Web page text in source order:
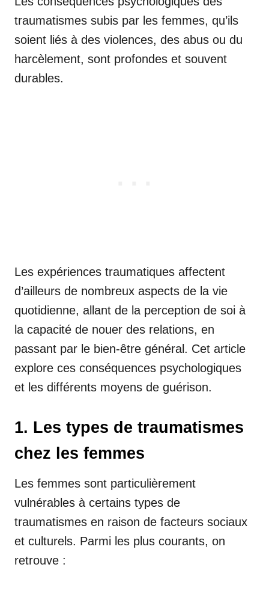
traumatismes subis par les femmes, qu’ils
soient liés à des violences, des abus ou du
harcèlement, sont profondes et souvent
durables.
Les expériences traumatiques affectent
d’ailleurs de nombreux aspects de la vie
quotidienne, allant de la perception de soi à
la capacité de nouer des relations, en
passant par le bien-être général. Cet article
explore ces conséquences psychologiques
et les différents moyens de guérison.
1. Les types de traumatismes
chez les femmes
Les femmes sont particulièrement
vulnérables à certains types de
traumatismes en raison de facteurs sociaux
et culturels. Parmi les plus courants, on
retrouve :